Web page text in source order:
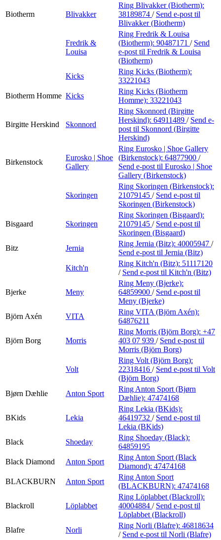
Biotherm Blivakker
Ring Blivakker (Biotherm):
38189874 / Send e-post til
Blivakker (Biotherm)
Fredrik &
Louisa
Ring Fredrik & Louisa
(Biotherm): 90487171 / Send
e-post til Fredrik & Louisa
(Biotherm)
Kicks
Ring Kicks (Biotherm):
33221043
Biotherm Homme Kicks
Ring Kicks (Biotherm
Homme): 33221043
Birgitte Herskind Skonnord
Ring Skonnord (Birgitte
Herskind): 64911489 / Send e-
post til Skonnord (Birgitte
Herskind)
Birkenstock
Eurosko | Shoe
Gallery
Ring Eurosko | Shoe Gallery
(Birkenstock): 64877900 /
Send e-post til Eurosko | Shoe
Gallery (Birkenstock)
Skoringen
Ring Skoringen (Birkenstock):
21079145 / Send e-post til
Skoringen (Birkenstock)
Bisgaard Skoringen
Ring Skoringen (Bisgaard):
21079145 / Send e-post til
Skoringen (Bisgaard)
Bitz
Jernia
Ring Jernia (Bitz): 40005947 /
Send e-post til Jernia (Bitz)
Kitch'n
Ring Kitch'n (Bitz): 51117120
/ Send e-post til Kitch'n (Bitz)
Bjerke Meny
Ring Meny (Bjerke):
64859900 / Send e-post til
Meny (Bjerke)
Björn Axén
VITA
Ring VITA (Björn Axén):
64876211
Björn Borg Morris
Ring Morris (Björn Borg): +47
403 07 939 / Send e-post til
Morris (Björn Borg)
Volt
Ring Volt (Björn Borg):
22318416 / Send e-post til Volt
(Björn Borg)
Bjørn Dæhlie
Anton Sport
Ring Anton Sport (Bjørn
Dæhlie): 47474168
BKids Lekia
Ring Lekia (BKids):
46419732 / Send e-post til
Lekia (BKids)
Black
Shoeday
Ring Shoeday (Black):
64859195
Black Diamond
Anton Sport
Ring Anton Sport (Black
Diamond): 47474168
BLACKBURN
Anton Sport
Ring Anton Sport
(BLACKBURN): 47474168
Blackroll Löplabbet
Ring Löplabbet (Blackroll):
40004884 / Send e-post til
Löplabbet (Blackroll)
Blafre
Norli
Ring Norli (Blafre): 46818634
/ Send e-post til Norli (Blafre)